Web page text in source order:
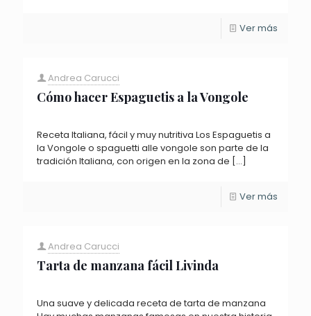
Ver más
Andrea Carucci
Cómo hacer Espaguetis a la Vongole
Receta Italiana, fácil y muy nutritiva Los Espaguetis a
la Vongole o spaguetti alle vongole son parte de la
tradición Italiana, con origen en la zona de […]
Ver más
Andrea Carucci
Tarta de manzana fácil Livinda
Una suave y delicada receta de tarta de manzana